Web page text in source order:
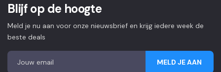
Blijf op de hoogte
Meld je nu aan voor onze nieuwsbrief en krijg iedere week de
beste deals
MELD JE AAN